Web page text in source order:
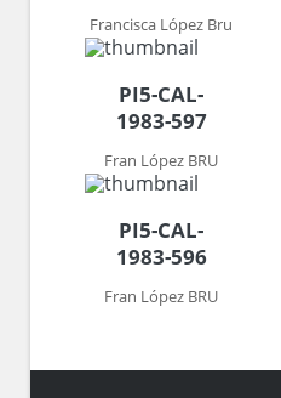
Francisca López Bru
PI5-CAL-
1983-597
Fran López BRU
PI5-CAL-
1983-596
Fran López BRU